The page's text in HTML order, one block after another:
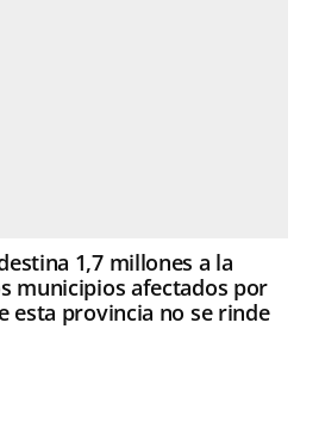
1,7 millones a la
municipios afectados por
esta provincia no se rinde